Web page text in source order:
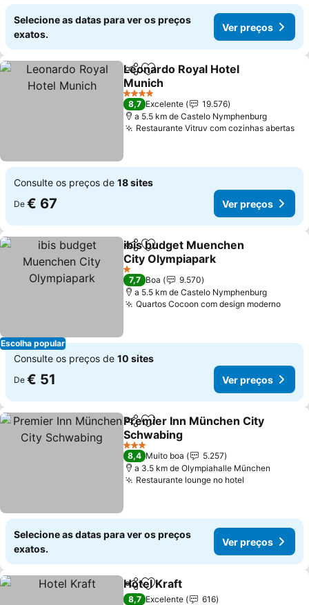
Selecione as datas para ver os preços
exatos.
Ver preços
PartilharAdicionar aos favoritos
Leonardo Royal Hotel
Munich
Ver preços
4 Estrelas
8,7 Excelente
19.576
a 5.5 km de Castelo Nymphenburg
Restaurante Vitruv com cozinhas abertas
Consulte os preços de 18 sites
De € 67 Ver preços
Escolha popular
PartilharAdicionar aos favoritos
ibis budget Muenchen
City Olympiapark
Ver preços
1 Estrelas
7,7 Boa
9.570
a 5.5 km de Castelo Nymphenburg
Quartos Cocoon com design modernoVer
Consulte os preços de 10 sites
De € 51 Ver preços
PartilharAdicionar aos favoritos
Premier Inn München City
Schwabing
Ver preços
3 Estrelas
8,4 Muito boa
5.257
a 3.5 km de Olympiahalle München
Restaurante lounge no hotel
Selecione as datas para ver os preços
exatos.
Ver preços
PartilharAdicionar aos favoritos
Hotel Kraft
8,7 Excelente
616